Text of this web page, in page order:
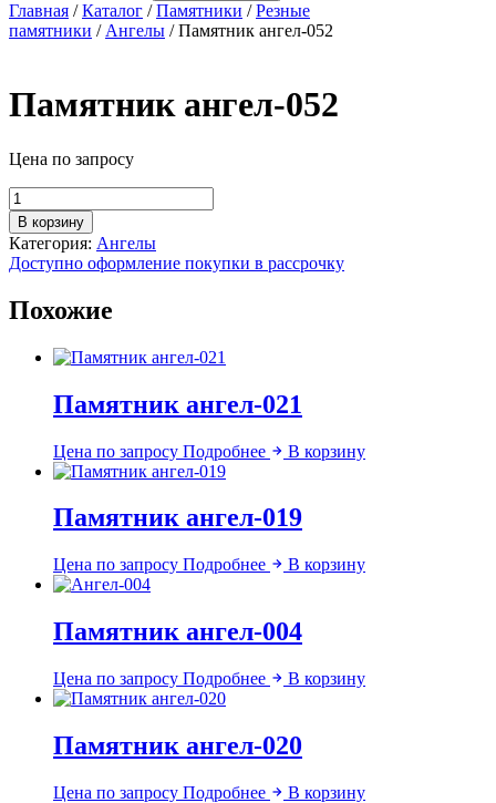
Главная /Каталог /Памятники /Резные
памятники / Ангелы / Памятник ангел-052
Памятник ангел-052
Цена по запросу
Количество
товара
Памятник
ангел-052
В корзину
Категория: Ангелы
Доступно оформление покупки в рассрочку
Похожие
Памятник ангел-021
Цена по запросу Подробнее В корзину
Памятник ангел-019
Цена по запросу Подробнее В корзину
Памятник ангел-004
Цена по запросу Подробнее В корзину
Памятник ангел-020
Цена по запросу Подробнее В корзину